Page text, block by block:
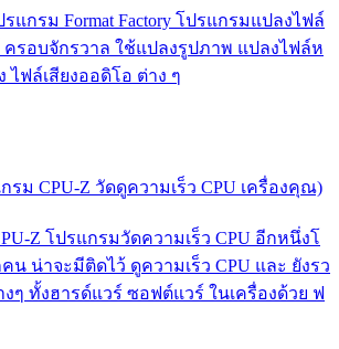
แกรม Format Factory โปรแกรมแปลงไฟล์
ครอบจักรวาล ใช้แปลงรูปภาพ แปลงไฟล์ห
ไฟล์เสียงออดิโอ ต่าง ๆ
รม CPU-Z วัดดูความเร็ว CPU เครื่องคุณ)
Z โปรแกรมวัดความเร็ว CPU อีกหนึ่งโ
น น่าจะมีติดไว้ ดูความเร็ว CPU และ ยังรว
ๆ ทั้งฮารด์แวร์ ซอฟต์แวร์ ในเครื่องด้วย ฟ